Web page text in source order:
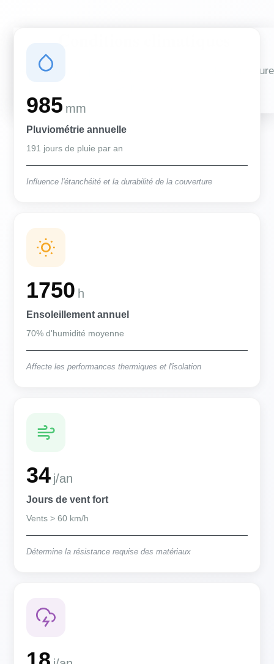
Des conditions qui influencent vos travaux de couverture
985 mm
Pluviométrie annuelle
191 jours de pluie par an
Influence l'étanchéité et la durabilité de la couverture
1750 h
Ensoleillement annuel
70% d'humidité moyenne
Affecte les performances thermiques et l'isolation
34 j/an
Jours de vent fort
Vents > 60 km/h
Détermine la résistance requise des matériaux